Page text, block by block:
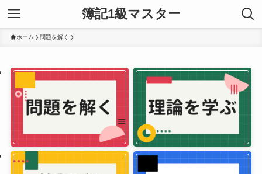
簿記1級マスター
ホーム 問題を解く